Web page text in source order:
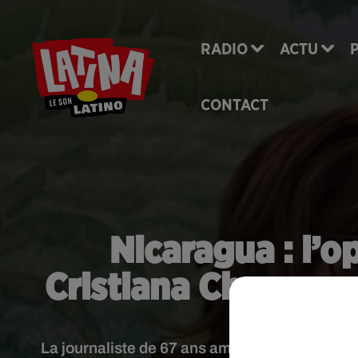
RADIO ACTU
CONTACT
Nicaragua :
Cristiana
La journaliste de 67 ans ambitionne de